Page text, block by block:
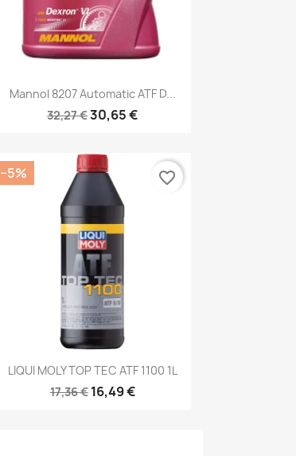
Kiirvaade
Mannol 8207 Automatic ATF D...
32,27 €30,65 €
Kiirvaade
LIQUI MOLY TOP TEC ATF 1100 1L
17,36 € 16,49 €
−5% favorite_border